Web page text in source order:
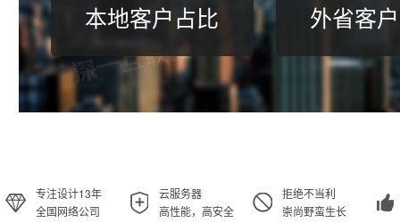
本地客户占比 外省客
专注设计13年
全国网络公司
云服务器
高性能，高安全
拒绝不当利
崇尚野蛮生长